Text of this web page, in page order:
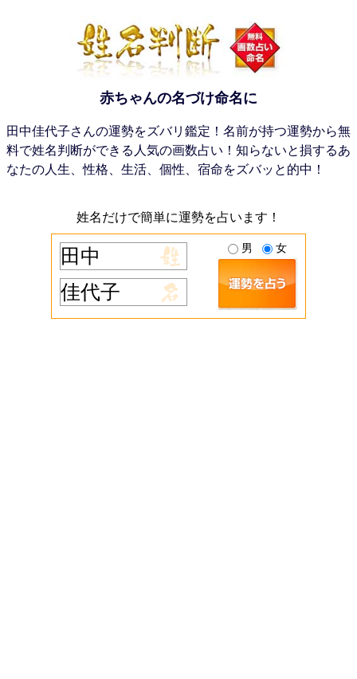
赤ちゃんの名づけ命名に
田中佳代子さんの運勢をズバリ鑑定！名前が持つ運勢から無
料で姓名判断ができる人気の画数占い！知らないと損するあ
なたの人生、性格、生活、個性、宿命をズバッと的中！
姓名だけで簡単に運勢を占います！
男 女